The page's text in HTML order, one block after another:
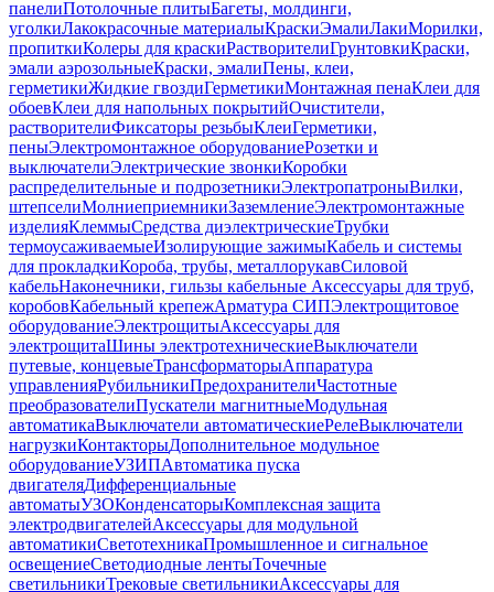
панелиПотолочные плитыБагеты, молдинги,
уголкиЛакокрасочные материалыКраскиЭмалиЛакиМорилки,
пропиткиКолеры для краскиРастворителиГрунтовкиКраски,
эмали аэрозольныеКраски, эмалиПены, клеи,
герметикиЖидкие гвоздиГерметикиМонтажная пенаКлеи для
обоевКлеи для напольных покрытийОчистители,
растворителиФиксаторы резьбыКлеиГерметики,
пеныЭлектромонтажное оборудованиеРозетки и
выключателиЭлектрические звонкиКоробки
распределительные и подрозетникиЭлектропатроныВилки,
штепселиМолниеприемникиЗаземлениеЭлектромонтажные
изделияКлеммыСредства диэлектрическиеТрубки
термоусаживаемыеИзолирующие зажимыКабель и системы
для прокладкиКороба, трубы, металлорукавСиловой
кабельНаконечники, гильзы кабельные Аксессуары для труб,
коробовКабельный крепежАрматура СИПЭлектрощитовое
оборудованиеЭлектрощитыАксессуары для
электрощитаШины электротехническиеВыключатели
путевые, концевыеТрансформаторыАппаратура
управленияРубильникиПредохранителиЧастотные
преобразователиПускатели магнитныеМодульная
автоматикаВыключатели автоматическиеРелеВыключатели
нагрузкиКонтакторыДополнительное модульное
оборудованиеУЗИПАвтоматика пуска
двигателяДифференциальные
автоматыУЗОКонденсаторыКомплексная защита
электродвигателейАксессуары для модульной
автоматикиСветотехникаПромышленное и сигнальное
освещениеСветодиодные лентыТочечные
светильникиТрековые светильникиАксессуары для